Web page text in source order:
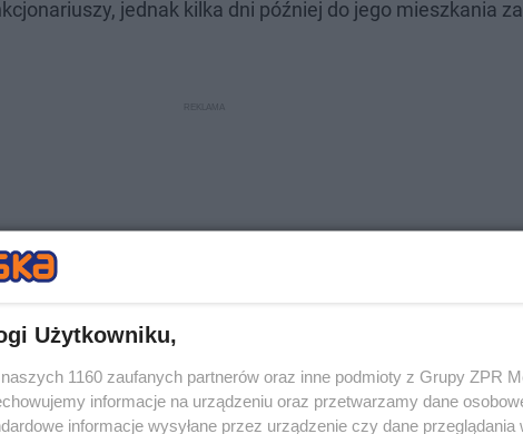
jednak kilka dni później do jego mieszkania
Użytkowniku,
1160 zaufanych partnerów oraz inne podmioty z Grupy ZPR
informacje na urządzeniu oraz przetwarzamy dane
informacje wysyłane przez urządzenie czy dane przeglądania